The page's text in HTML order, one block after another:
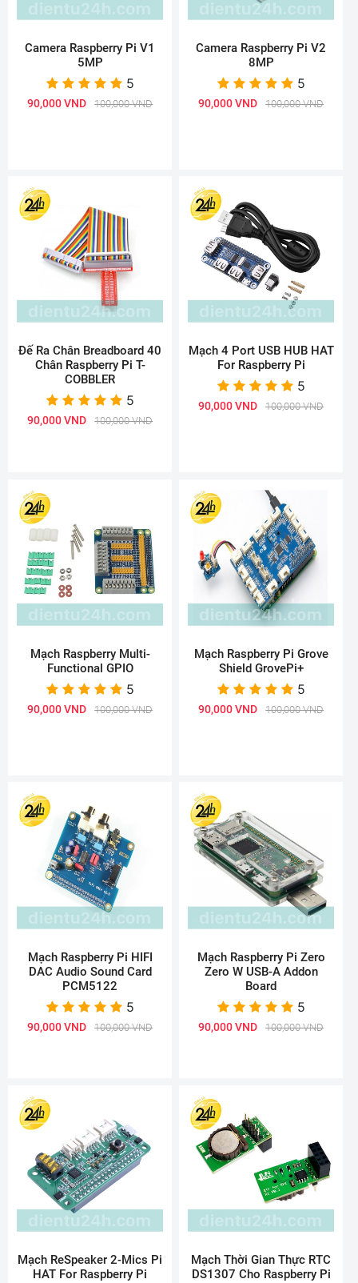
Camera Raspberry Pi V1
5MP
5
90,000 VND 100,000 VND
Camera Raspberry Pi V2
8MP
5
90,000 VND 100,000 VND
Đế Ra Chân Breadboard 40
Chân Raspberry Pi T-
COBBLER
5
90,000 VND 100,000 VND
Mạch 4 Port USB HUB HAT
For Raspberry Pi
5
90,000 VND 100,000 VND
Mạch Raspberry Multi-
Functional GPIO
5
90,000 VND 100,000 VND
Mạch Raspberry Pi Grove
Shield GrovePi+
5
90,000 VND 100,000 VND
Mạch Raspberry Pi HIFI
DAC Audio Sound Card
PCM5122
5
90,000 VND 100,000 VND
Mạch Raspberry Pi Zero
Zero W USB-A Addon
Board
5
90,000 VND 100,000 VND
Mạch ReSpeaker 2-Mics Pi
HAT For Raspberry Pi
Mạch Thời Gian Thực RTC
DS1307 Cho Raspberry Pi